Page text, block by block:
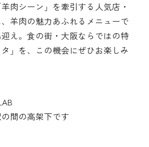
肉シーン」を牽引する人気店・
羊肉の魅力あふれるメニューで
え。食の街・大阪ならではの特
」を、この機会にぜひお楽しみ
間の高架下です